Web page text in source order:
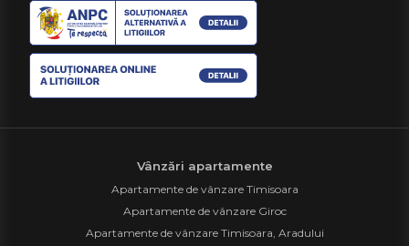
Vânzări apartamente
Apartamente de vânzare Timisoara
Apartamente de vânzare Giroc
Apartamente de vânzare Timisoara, Aradului